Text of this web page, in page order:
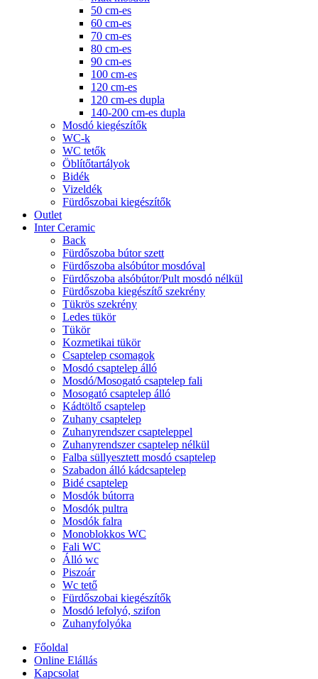
50 cm-es
60 cm-es
70 cm-es
80 cm-es
90 cm-es
100 cm-es
120 cm-es
120 cm-es dupla
140-200 cm-es dupla
Mosdó kiegészítők
WC-k
WC tetők
Öblítőtartályok
Bidék
Vizeldék
Fürdőszobai kiegészítők
Outlet
Inter Ceramic
Back
Fürdőszoba bútor szett
Fürdőszoba alsóbútor mosdóval
Fürdőszoba alsóbútor/Pult mosdó nélkül
Fürdőszoba kiegészítő szekrény
Tükrös szekrény
Ledes tükör
Tükör
Kozmetikai tükör
Csaptelep csomagok
Mosdó csaptelep álló
Mosdó/Mosogató csaptelep fali
Mosogató csaptelep álló
Kádtöltő csaptelep
Zuhany csaptelep
Zuhanyrendszer csapteleppel
Zuhanyrendszer csaptelep nélkül
Falba süllyesztett mosdó csaptelep
Szabadon álló kádcsaptelep
Bidé csaptelep
Mosdók bútorra
Mosdók pultra
Mosdók falra
Monoblokkos WC
Fali WC
Álló wc
Piszoár
Wc tető
Fürdőszobai kiegészítők
Mosdó lefolyó, szifon
Zuhanyfolyóka
Főoldal
Online Elállás
Kapcsolat